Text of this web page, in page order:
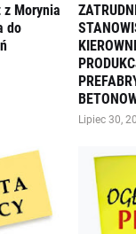
z Morynia
do
Lipiec 30,